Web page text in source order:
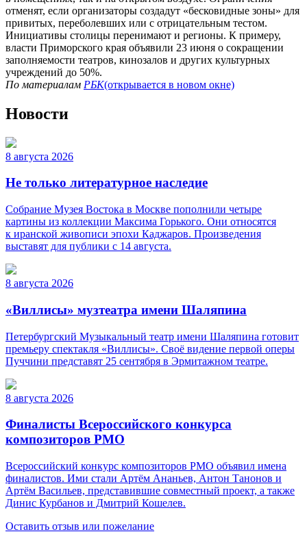
отменят, если организаторы создадут «бесковидные зоны» для
привитых, переболевших или с отрицательным тестом.
Инициативы столицы перенимают и регионы. К примеру,
власти Приморского края объявили 23 июня о сокращении
заполняемости театров, кинозалов и других культурных
учреждений до 50%.
По материалам РБК(открывается в новом окне)
Новости
8 августа 2026
Не только литературное наследие
Собрание Музея Востока в Москве пополнили четыре
картины из коллекции Максима Горького. Они относятся
к иранской живописи эпохи Каджаров. Произведения
выставят для публики с 14 августа.
8 августа 2026
«Виллисы» музтеатра имени Шаляпина
Петербургский Музыкальный театр имени Шаляпина готовит
премьеру спектакля «Виллисы». Своё видение первой оперы
Пуччини представят 25 сентября в Эрмитажном театре.
8 августа 2026
Финалисты Всероссийского конкурса
композиторов РМО
Всероссийский конкурс композиторов РМО объявил имена
финалистов. Ими стали Артём Ананьев, Антон Танонов и
Артём Васильев, представившие совместный проект, а также
Динис Курбанов и Дмитрий Кошелев.
Оставить отзыв или пожелание